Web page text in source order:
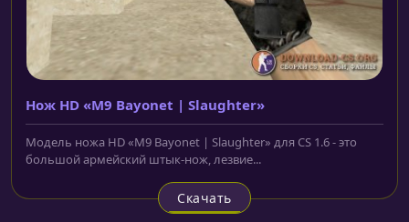
Нож HD «M9 Bayonet | Slaughter»
Модель ножа HD «M9 Bayonet | Slaughter» для CS 1.6 - это
большой армейский штык-нож, лезвие...
Скачать